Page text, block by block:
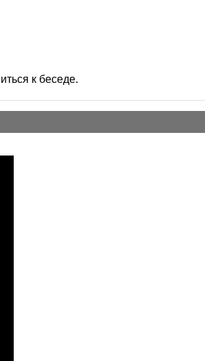
к беседе.